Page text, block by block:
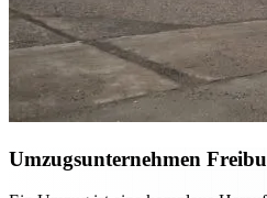
Umzugsunternehmen